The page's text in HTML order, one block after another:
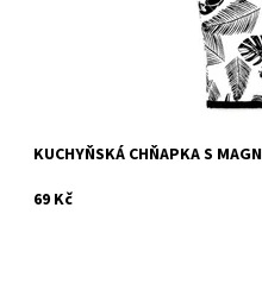
KUCHYŇSKÁ CHŇAPKA S
69 Kč